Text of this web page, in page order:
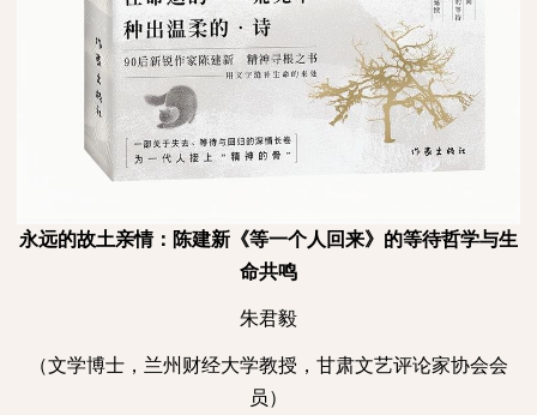
永远的故土亲情：陈建新《等一个人回来》的等待哲学与生
命共鸣
朱君毅
（文学博士，兰州财经大学教授，甘肃文艺评论家协会会
员）